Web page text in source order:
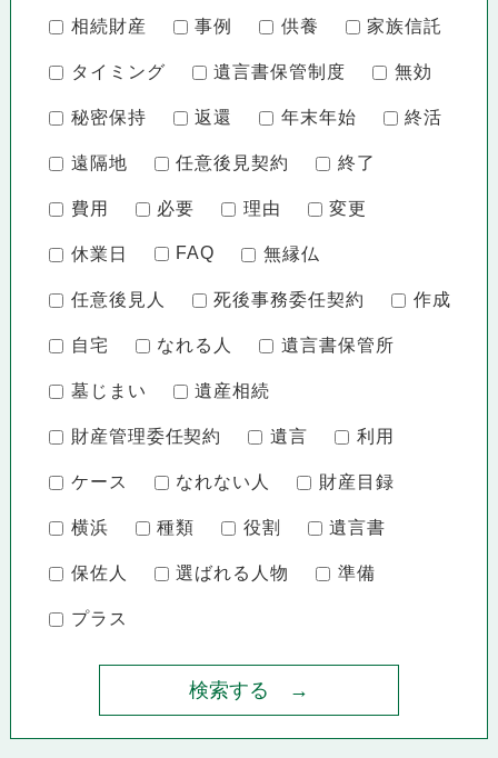
相続財産 事例 供養 家族信託
タイミング 遺言書保管制度 無効
秘密保持 返還 年末年始 終活
遠隔地 任意後見契約 終了
費用 必要 理由 変更
休業日 FAQ 無縁仏
任意後見人 死後事務委任契約 作成
自宅 なれる人 遺言書保管所
墓じまい 遺産相続
財産管理委任契約 遺言 利用
ケース なれない人 財産目録
横浜 種類 役割 遺言書
保佐人 選ばれる人物 準備
プラス